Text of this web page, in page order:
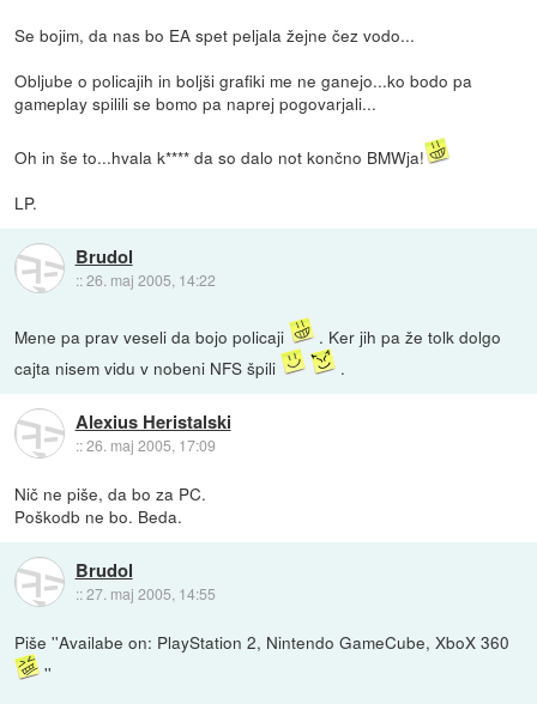
Se bojim, da nas bo EA spet peljala žejne čez vodo...
Obljube o policajih in boljši grafiki me ne ganejo...ko bodo pa
gameplay spilili se bomo pa naprej pogovarjali...
Oh in še to...hvala k**** da so dalo not končno BMWja!
LP.
Brudol
::26. maj 2005, 14:22
Mene pa prav veseli da bojo policaji
. Ker jih pa že tolk dolgo
cajta nisem vidu v nobeni NFS špili
.
Alexius Heristalski
::26. maj 2005, 17:09
Nič ne piše, da bo za PC.
Poškodb ne bo. Beda.
Brudol
::27. maj 2005, 14:55
Piše ''Availabe on: PlayStation 2, Nintendo GameCube, XboX 360
''